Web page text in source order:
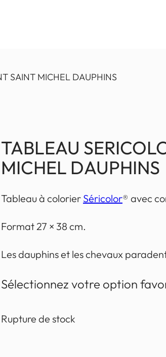
SAINT MICHEL DAUPHINS
TABLEAU
MICHEL DAUPHINS
Tableau à colorier Séricolor® avec
Format 27 × 38 cm.
Les dauphins et les chevaux
Sélectionnez votre option
Rupture de stock